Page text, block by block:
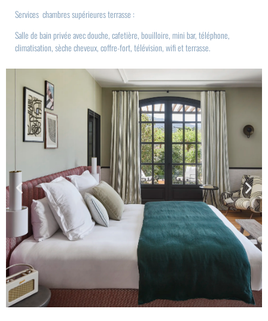
Services chambres supérieures terrasse :
Salle de bain privée avec douche, cafetière, bouilloire, mini bar, téléphone,
climatisation, sèche cheveux, coffre-fort, télévision, wifi et terrasse.